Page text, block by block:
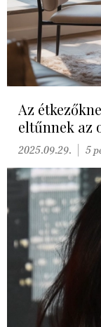
Az
eltűnnek az
2025.09.29. 5